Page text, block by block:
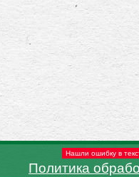
Нашли ошибку в
Политика